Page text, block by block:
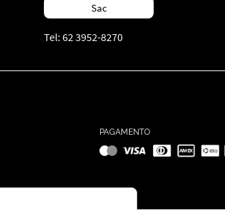
Sac
Tel: 62 3952-8270
PAGAMENTO